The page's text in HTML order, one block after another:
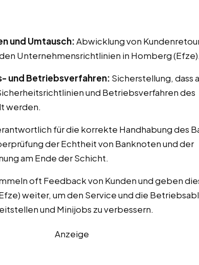
und Umtausch:Abwicklung von
Unternehmensrichtlinien in Homberg (Efze).
und Betriebsverfahren: Sicherstellung, dass
und Betriebsverfahren des
werden.
für die korrekte Handhabung des
der Echtheit von Banknoten und der
am Ende der Schicht.
oft Feedback von Kunden und geben
weiter, um den Service und die
und Minijobs zu verbessern.
Anzeige